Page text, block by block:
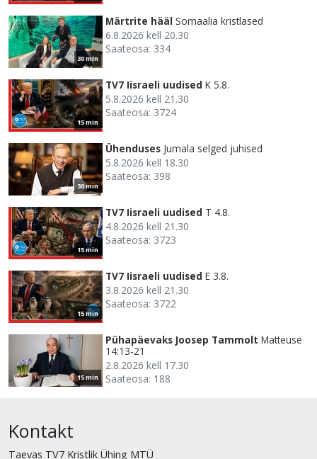
30 min
Märtrite hääl Somaalia kristlased
6.8.2026 kell 20.30
Saateosa: 334
15 min
TV7 Iisraeli uudised K 5.8.
5.8.2026 kell 21.30
Saateosa: 3724
30 min
Ühenduses Jumala selged juhised
5.8.2026 kell 18.30
Saateosa: 398
15 min
TV7 Iisraeli uudised T 4.8.
4.8.2026 kell 21.30
Saateosa: 3723
15 min
TV7 Iisraeli uudised E 3.8.
3.8.2026 kell 21.30
Saateosa: 3722
15 min
Pühapäevaks Joosep Tammolt Matteuse
14:13-21
2.8.2026 kell 17.30
Saateosa: 188
Kontakt
Taevas TV7 Kristlik Ühing MTÜ